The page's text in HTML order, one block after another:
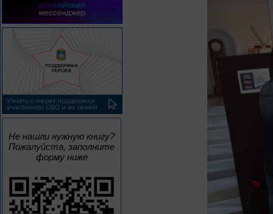
Не нашли нужную книгу?
Пожалуйста, заполните
форму ниже